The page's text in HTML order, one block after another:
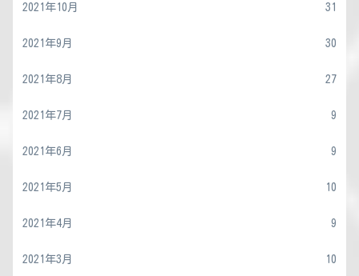
2021年10月 31
2021年9月 30
2021年8月 27
2021年7月 9
2021年6月 9
2021年5月 10
2021年4月 9
2021年3月 10